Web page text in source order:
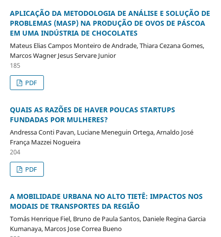
APLICAÇÃO DA METODOLOGIA DE ANÁLISE E SOLUÇÃO DE
PROBLEMAS (MASP) NA PRODUÇÃO DE OVOS DE PÁSCOA
EM UMA INDÚSTRIA DE CHOCOLATES
Mateus Elias Campos Monteiro de Andrade, Thiara Cezana Gomes,
Marcos Wagner Jesus Servare Junior
185
PDF
QUAIS AS RAZÕES DE HAVER POUCAS STARTUPS
FUNDADAS POR MULHERES?
Andressa Conti Pavan, Luciane Meneguin Ortega, Arnaldo José
França Mazzei Nogueira
204
PDF
A MOBILIDADE URBANA NO ALTO TIETÊ: IMPACTOS NOS
MODAIS DE TRANSPORTES DA REGIÃO
Tomás Henrique Fiel, Bruno de Paula Santos, Daniele Regina Garcia
Kumanaya, Marcos Jose Correa Bueno